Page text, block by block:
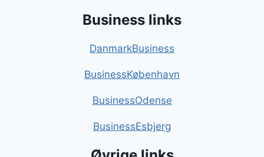
Business links
DanmarkBusiness
BusinessKøbenhavn
BusinessOdense
BusinessEsbjerg